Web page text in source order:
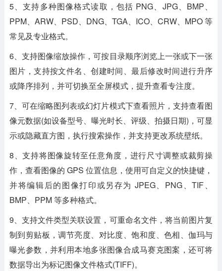
5、支持多种图像格式读取，包括 PNG、JPG、BMP、
PPM、ARW、PSD、DNG、TGA、ICO、CRW、MPO 等
常见及专业格式。
6、支持图像缩放操作，可按目录顺序浏览上一张或下一张
图片，支持按文件名、创建时间、最后修改时间进行升序
或降序排列，并可切换至全屏模式，提升查看专注度。
7、可在缩略图列表或幻灯片模式下查看照片，支持查看图
像元数据(如设备型号、曝光时长、评级、拍摄日期)，可显
示或隐藏直方图，执行搜索操作，并支持更改系统壁纸。
8、支持将图像旋转至任意角度，进行尺寸调整或裁剪操
作，查看图像的 GPS 位置信息，使用可自定义的快捷键，
并将编辑后的图像打印或另存为 JPEG、PNG、TIF、
BMP、PPM 等多种格式。
9、支持文件类型关联设置，可重命名文件，将当前图片复
制到剪贴板，调节亮度、对比度、饱和度、色相、伽玛与
曝光参数，并利用本地多张图像合成马赛克图案，还可将
数据导出为标记图像文件格式(TIFF)。